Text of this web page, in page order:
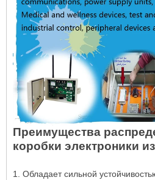
Преимущества
коробки электроники
1. Обладает сильной